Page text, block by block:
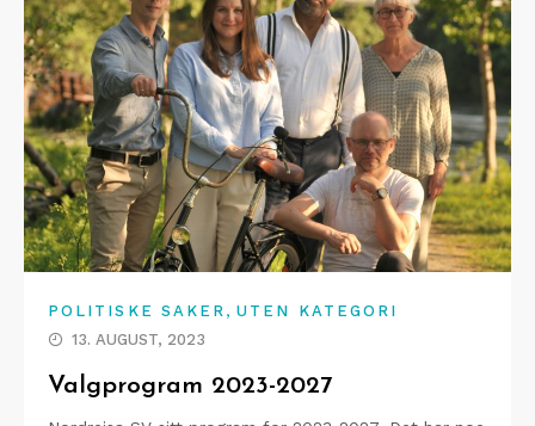
POLITISKE SAKER ,UTEN KATEGORI
13. AUGUST, 2023
Valgprogram 2023-2027